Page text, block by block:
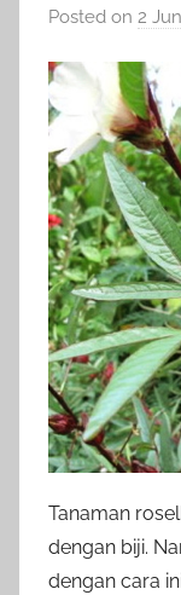
Posted on 2
Tanaman
dengan biji.
dengan cara